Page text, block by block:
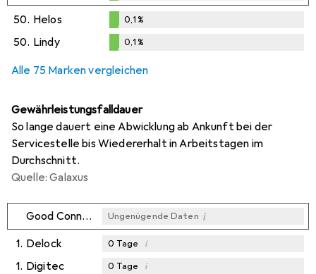
0,1%
50. Helos
%
0,1%
50. Lindy 0,1%
Alle 75 Marken vergleichen
Gewährleistungsfalldauer
So lange dauert eine Abwicklung ab Ankunft bei der
Servicestelle bis Wiedererhalt in Arbeitstagen im
Durchschnitt.
Quelle: Galaxus
Good Connections Ungenügende Daten i
1. Delock 0 Tage i
1. Digitec 0 Tage i